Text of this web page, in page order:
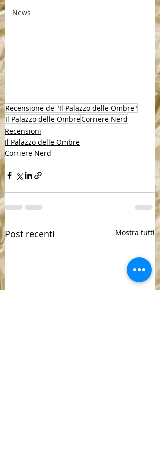
News
Recensione de "Il Palazzo delle Ombre"
Il Palazzo delle OmbreCorriere Nerd
Recensioni
Il Palazzo delle Ombre
Corriere Nerd
Post recenti Mostra tutti